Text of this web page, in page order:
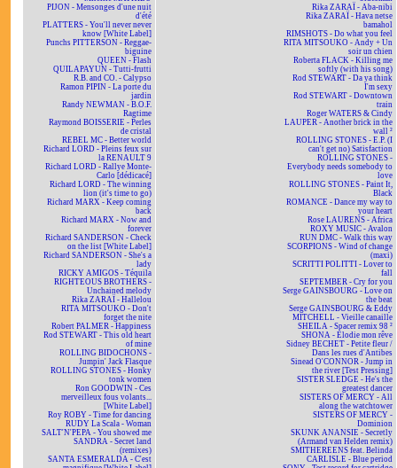
PIJON - Mensonges d'une nuit
d'été
PLATTERS - You'll never never
know [White Label]
Punchs PITTERSON - Reggae-
biguine
QUEEN - Flash
QUILAPAYUN - Tutti-frutti
R.B. and CO. - Calypso
Ramon PIPIN - La porte du
jardin
Randy NEWMAN - B.O.F.
Ragtime
Raymond BOISSERIE - Perles
de cristal
REBEL MC - Better world
Richard LORD - Pleins feux sur
la RENAULT 9
Richard LORD - Rallye Monte-
Carlo [dédicacé]
Richard LORD - The winning
lion (it's time to go)
Richard MARX - Keep coming
back
Richard MARX - Now and
forever
Richard SANDERSON - Check
on the list [White Label]
Richard SANDERSON - She's a
lady
RICKY AMIGOS - Téquila
RIGHTEOUS BROTHERS -
Unchained melody
Rika ZARAÏ - Hallelou
RITA MITSOUKO - Don't
forget the nite
Robert PALMER - Happiness
Rod STEWART - This old heart
of mine
ROLLING BIDOCHONS -
Jumpin' Jack Flasque
ROLLING STONES - Honky
tonk women
Ron GOODWIN - Ces
merveilleux fous volants...
[White Label]
Roy ROBY - Time for dancing
RUDY La Scala - Woman
SALT'N'PEPA - You showed me
SANDRA - Secret land
(remixes)
SANTA ESMERALDA - C'est
Rika ZARAÏ - Aba-nibi
Rika ZARAÏ - Hava netse
bamahol
RIMSHOTS - Do what you feel
RITA MITSOUKO - Andy + Un
soir un chien
Roberta FLACK - Killing me
softly (with his song)
Rod STEWART - Da ya think
I'm sexy
Rod STEWART - Downtown
train
Roger WATERS & Cindy
LAUPER - Another brick in the
wall ²
ROLLING STONES - E.P. (I
can't get no) Satisfaction
ROLLING STONES -
Everybody needs somebody to
love
ROLLING STONES - Paint It,
Black
ROMANCE - Dance my way to
your heart
Rose LAURENS - Africa
ROXY MUSIC - Avalon
RUN DMC - Walk this way
SCORPIONS - Wind of change
(maxi)
SCRITTI POLITTI - Lover to
fall
SEPTEMBER - Cry for you
Serge GAINSBOURG - Love on
the beat
Serge GAINSBOURG & Eddy
MITCHELL - Vieille canaille
SHEILA - Spacer remix 98 ²
SHONA - Elodie mon rêve
Sidney BECHET - Petite fleur /
Dans les rues d'Antibes
Sinead O'CONNOR - Jump in
the river [Test Pressing]
SISTER SLEDGE - He's the
greatest dancer
SISTERS OF MERCY - All
along the watchtower
SISTERS OF MERCY -
Dominion
SKUNK ANANSIE - Secretly
(Armand van Helden remix)
SMITHEREENS feat. Belinda
CARLISLE - Blue period